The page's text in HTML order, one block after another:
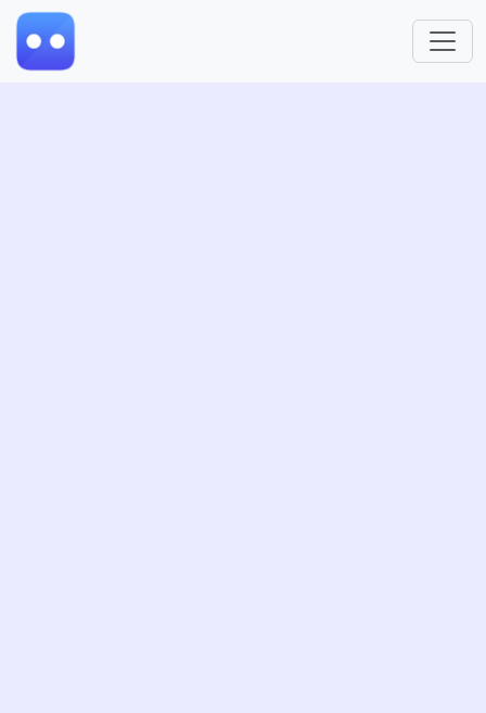
跳转到主要内容